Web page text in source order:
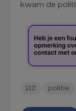
kwam de
112 politie